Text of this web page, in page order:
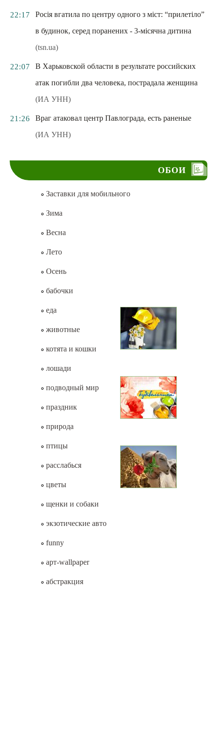
22:17
Росія вгатила по центру одного з міст: “прилетіло”
в будинок, серед поранених - 3-місячна дитина
(tsn.ua)
22:07
В Харьковской области в результате российских
атак погибли два человека, пострадала женщина
(ИА УНН)
21:26
Враг атаковал центр Павлограда, есть раненые
(ИА УНН)
ОБОИ
Заставки для мобильного
Зима
Весна
Лето
Осень
бабочки
еда
животные
котята и кошки
лошади
подводный мир
праздник
природа
птицы
расслабься
цветы
щенки и собаки
экзотические авто
funny
арт-wallpaper
абстракция